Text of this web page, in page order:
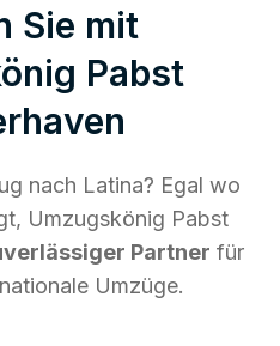
Sie mit
Pabst
nach Latina? Egal wo
Umzugskönig Pabst
Partner für
Umzüge.